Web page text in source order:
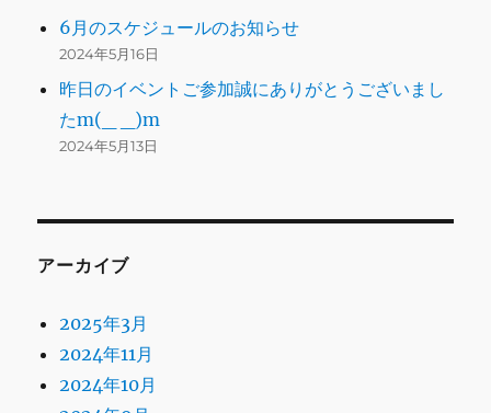
6月のスケジュールのお知らせ
2024年5月16日
昨日のイベントご参加誠にありがとうございまし
たm(_ _)m
2024年5月13日
アーカイブ
2025年3月
2024年11月
2024年10月